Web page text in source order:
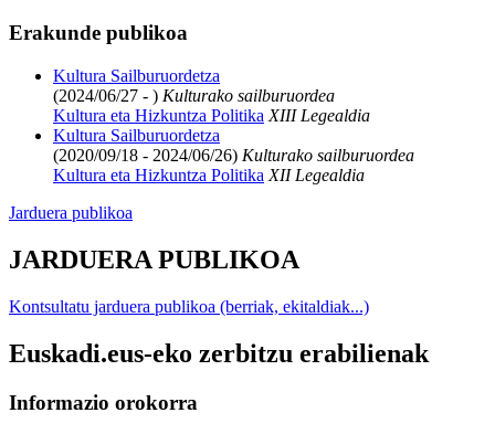
Erakunde publikoa
Kultura Sailburuordetza
(2024/06/27 - ) Kulturako sailburuordea
Kultura eta Hizkuntza Politika XIII Legealdia
Kultura Sailburuordetza
(2020/09/18 - 2024/06/26) Kulturako sailburuordea
Kultura eta Hizkuntza Politika XII Legealdia
Jarduera publikoa
JARDUERA PUBLIKOA
Kontsultatu jarduera publikoa (berriak, ekitaldiak...)
Euskadi.eus-eko zerbitzu erabilienak
Informazio orokorra